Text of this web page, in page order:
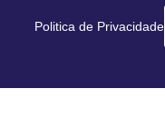
Politica de Privacidade